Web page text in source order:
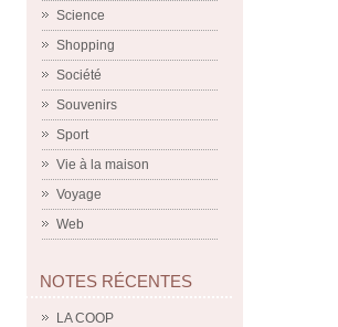
Science
Shopping
Société
Souvenirs
Sport
Vie à la maison
Voyage
Web
NOTES RÉCENTES
LA COOP